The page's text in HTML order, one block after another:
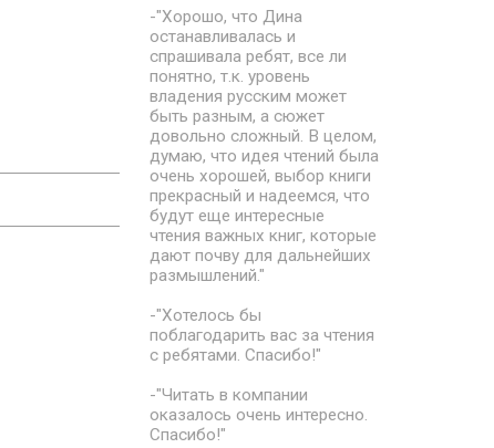
-"Хорошо, что Дина
останавливалась и
спрашивала ребят, все ли
понятно, т.к. уровень
владения русским может
быть разным, а сюжет
довольно сложный. В целом,
думаю, что идея чтений была
очень хорошей, выбор книги
прекрасный и надеемся, что
будут еще интересные
чтения важных книг, которые
дают почву для дальнейших
размышлений."
-"Хотелось бы
поблагодарить вас за чтения
с ребятами. Спасибо!"
-"Читать в компании
оказалось очень интересно.
Спасибо!"